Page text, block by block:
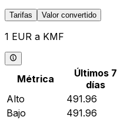
Tarifas Valor convertido
1 EUR a KMF
Métrica
Últimos 7
días
Alto
491.96
Bajo
491.96